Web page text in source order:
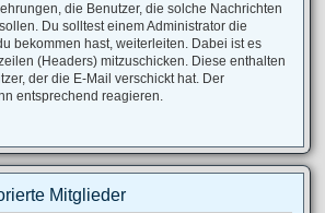
die Benutzer, die solche Nachrichten
Du solltest einem Administrator die
bekommen hast, weiterleiten. Dabei ist es
(Headers) mitzuschicken. Diese enthalten
der die E-Mail verschickt hat. Der
entsprechend reagieren.
Mitglieder